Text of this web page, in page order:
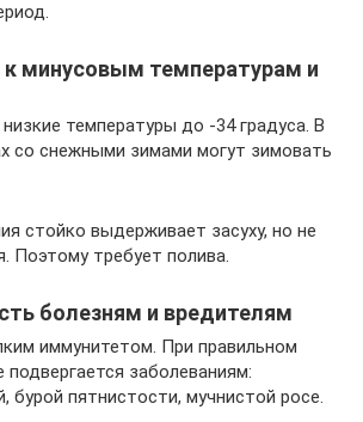
к минусовым температурам и
температуры до -34 градуса. В
со снежными зимами могут зимовать
стойко выдерживает засуху, но не
Поэтому требует полива.
болезням и вредителям
иммунитетом. При правильном
подвергается заболеваниям:
бурой пятнистости, мучнистой росе.